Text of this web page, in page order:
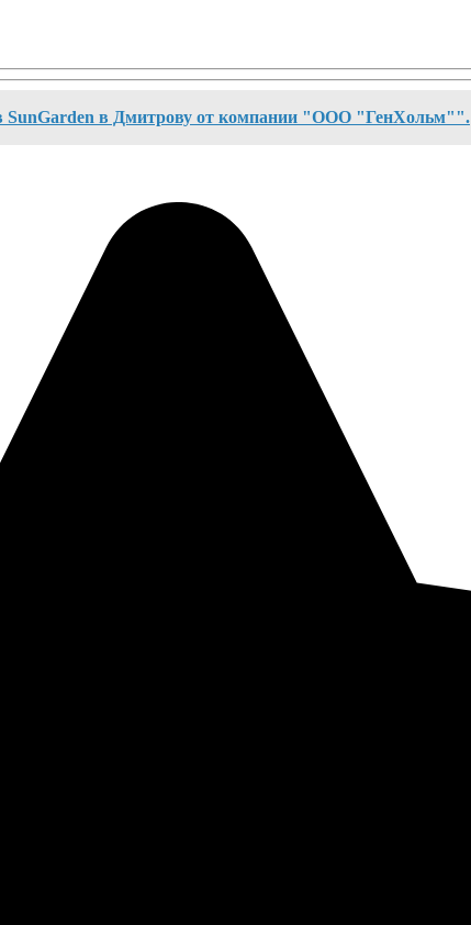
SunGarden в Дмитрову от компании "ООО "ГенХольм"".